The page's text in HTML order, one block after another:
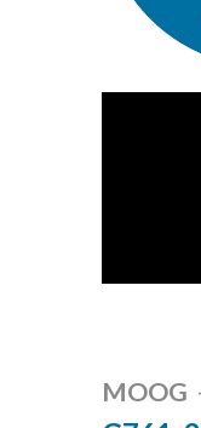
MOOG